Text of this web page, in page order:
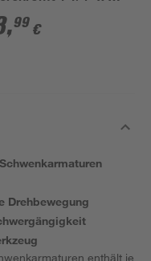
,99 €
Drehbewegung
enthält je